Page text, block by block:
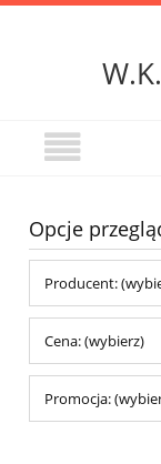
Opcje
Producent:
Cena: (wybierz)
Promocja: